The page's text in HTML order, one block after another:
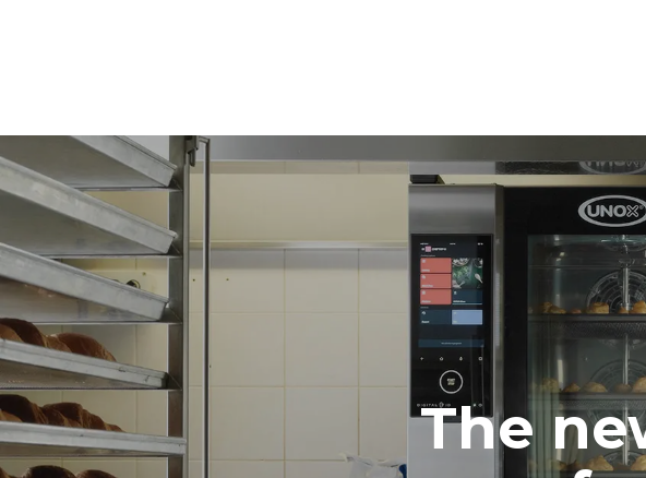
100 kg
烤盘规格 烤盘数量
能源供应 电压
380-415V 3N~ / 220-240V 3~ /
不包括The